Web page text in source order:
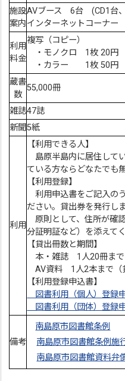
施設
案内
AVブース 6台 (CD1台、
インターネットコーナー
利用
料金
複写（コピー）
・モノクロ 1枚 20円
・カラー 1枚 50円
蔵書
数
55,000冊
雑誌47誌
新聞5紙
利用
【利用できる人】
島原半島内に居住して
ている方ならどなたでも
【利用登録】
利用申込書をご記入の
ださい。貸出券を発行しま
原則として、住所が確
分証明証など）を添えて
【貸出冊数と期間】
本・雑誌 1人20冊まで
AV資料 1人2本まで（
【利用登録申込書】
図書利用（個人）登録
図書利用（団体）登録
備考
南島原市図書館条例
南島原市図書館条例施
南島原市図書館資料弁